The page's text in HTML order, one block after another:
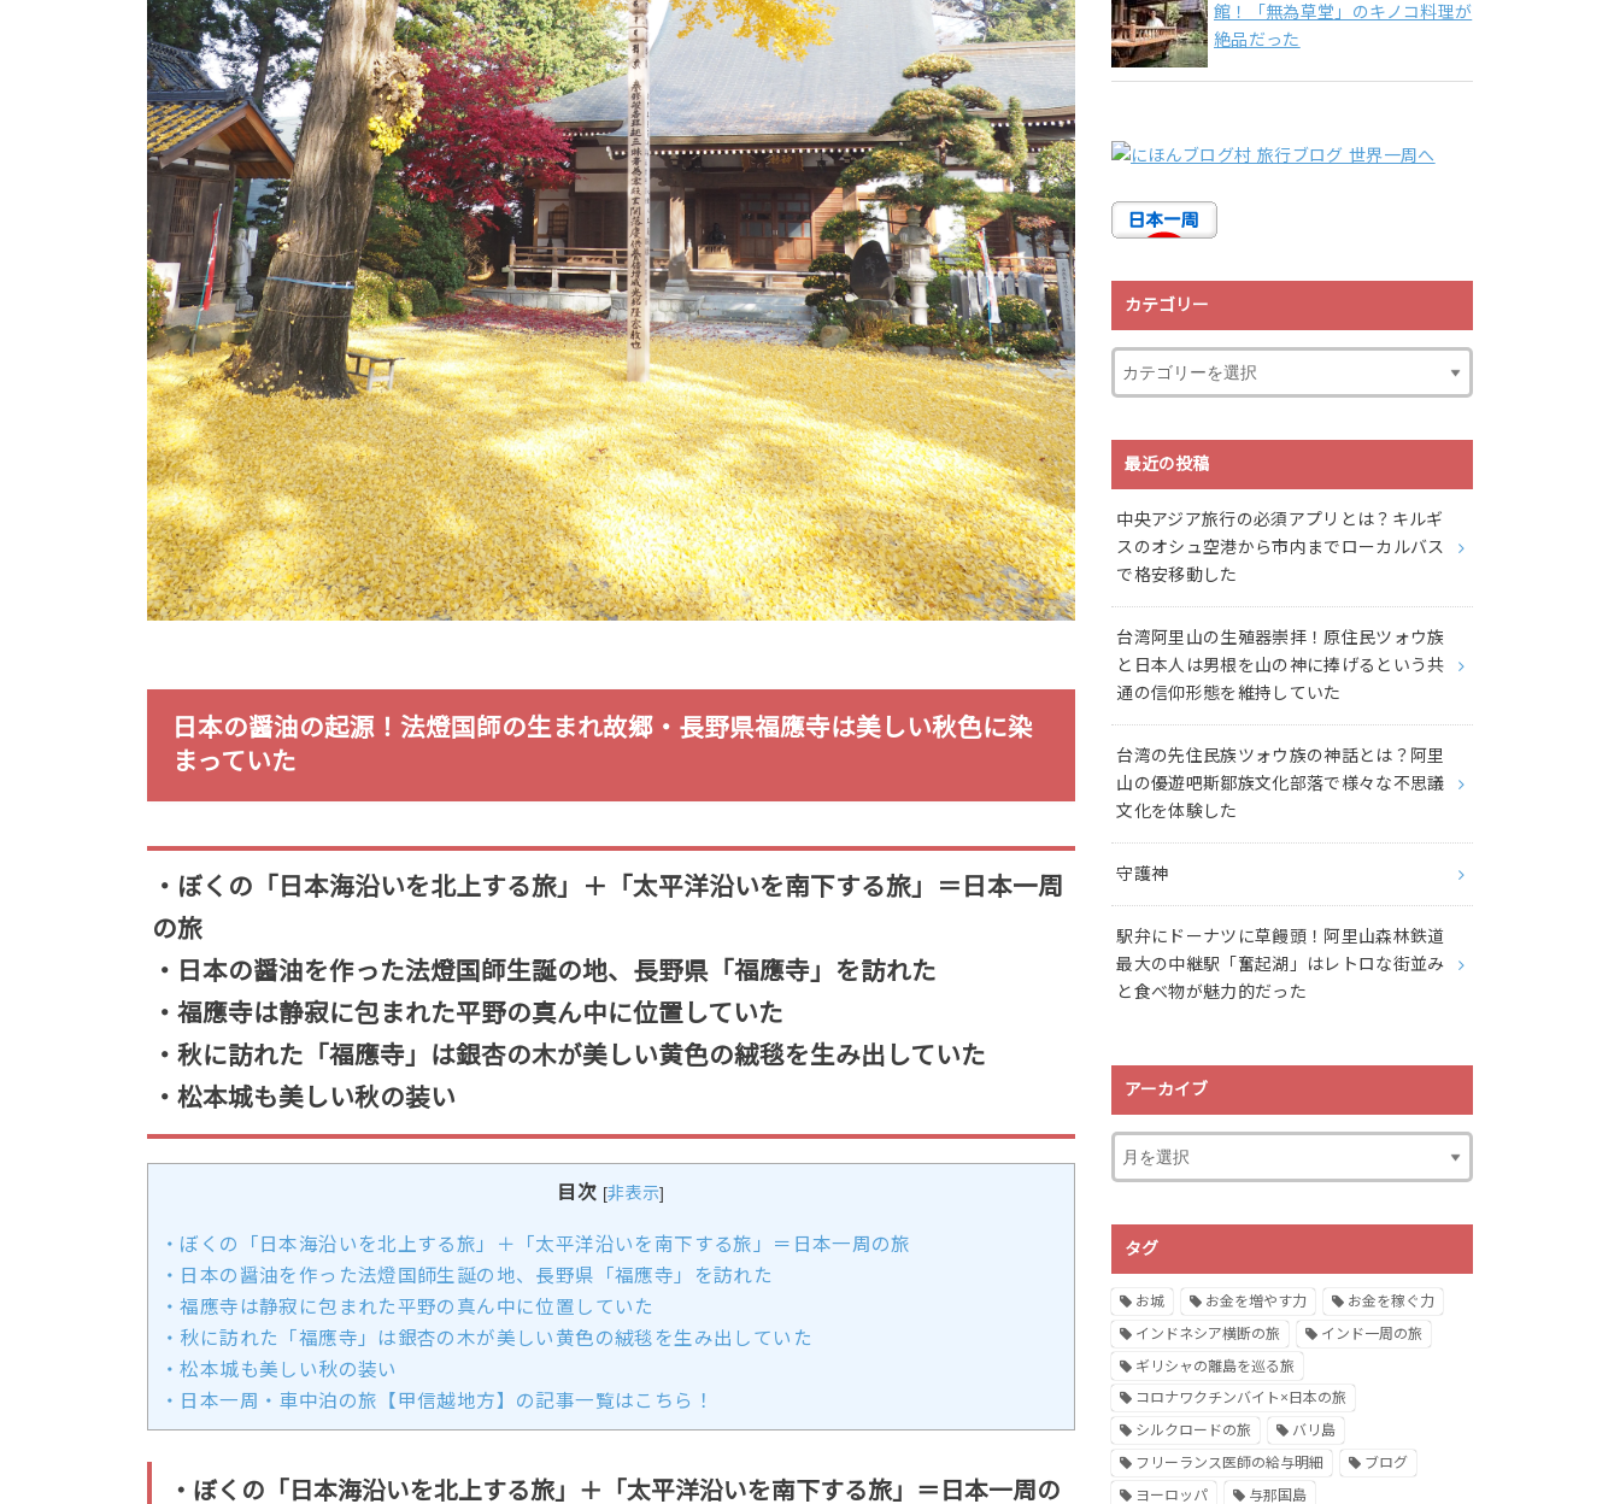
日本の醤油の起源！法燈国師の生まれ故郷・長野県福應寺は美しい秋色に染
まっていた
・ぼくの「日本海沿いを北上する旅」＋「太平洋沿いを南下する旅」＝日本一周
の旅
・日本の醤油を作った法燈国師生誕の地、長野県「福應寺」を訪れた
・福應寺は静寂に包まれた平野の真ん中に位置していた
・秋に訪れた「福應寺」は銀杏の木が美しい黄色の絨毯を生み出していた
・松本城も美しい秋の装い
目次 [非表示]
・ぼくの「日本海沿いを北上する旅」＋「太平洋沿いを南下する旅」＝日本一周の旅
・日本の醤油を作った法燈国師生誕の地、長野県「福應寺」を訪れた
・福應寺は静寂に包まれた平野の真ん中に位置していた
・秋に訪れた「福應寺」は銀杏の木が美しい黄色の絨毯を生み出していた
・松本城も美しい秋の装い
・日本一周・車中泊の旅【甲信越地方】の記事一覧はこちら！
・ぼくの「日本海沿いを北上する旅」＋「太平洋沿いを南下する旅」＝日本一周の
館！「無為草堂」のキノコ料理が
絶品だった
カテゴリー
最近の投稿
中央アジア旅行の必須アプリとは？キルギ
スのオシュ空港から市内までローカルバス
で格安移動した
台湾阿里山の生殖器崇拝！原住民ツォウ族
と日本人は男根を山の神に捧げるという共
通の信仰形態を維持していた
台湾の先住民族ツォウ族の神話とは？阿里
山の優遊吧斯鄒族文化部落で様々な不思議
文化を体験した
守護神
駅弁にドーナツに草饅頭！阿里山森林鉄道
最大の中継駅「奮起湖」はレトロな街並み
と食べ物が魅力的だった
アーカイブ
タグ
お城 お金を増やす力
お金を稼ぐ力
インドネシア横断の旅
インド一周の旅
ギリシャの離島を巡る旅
コロナワクチンバイト×日本の旅
シルクロードの旅
バリ島
フリーランス医師の給与明細
ブログ
ヨーロッパ
与那国島